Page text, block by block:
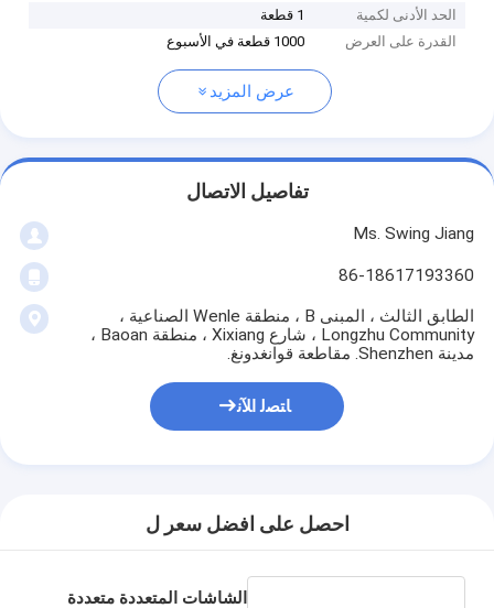
الحد الأدنى لكمية
1 قطعة
القدرة على العرض
1000 قطعة في الأسبوع
عرض المزيد
تفاصيل الاتصال
Ms. Swing Jiang
86-18617193360
الطابق الثالث ، المبنى B ، منطقة Wenle الصناعية ،
Longzhu Community ، شارع Xixiang ، منطقة Baoan ،
مدينة Shenzhen. مقاطعة قوانغدونغ.
ﺎﺘﺼﻟ ﺍﻶﻧ
احصل على افضل سعر ل
الشاشات المتعددة متعددة